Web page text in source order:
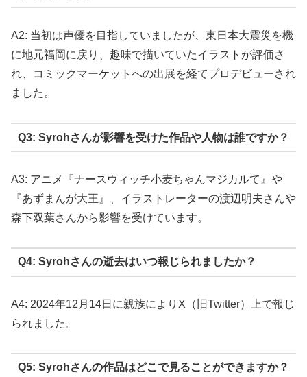
A2: 当初は声優を目指していましたが、東日本大震災を機
に地元福岡に戻り、趣味で描いていたイラストが評価さ
れ、コミックマーケットへの出展を経てプロデビューされ
ました。
Q3: Syrohさんが影響を受けた作品や人物は誰ですか？
A3: アニメ『ナースウィッチ小麦ちゃんマジカルて』や
『あずまんが大王』、イラストレーターの渡辺明夫さんや
森下双葉さんから影響を受けています。
Q4: Syrohさんの逝去はいつ報じられましたか？
A4: 2024年12月14日に親族によりX（旧Twitter）上で報じ
られました。
Q5: Syrohさんの作品はどこで見ることができますか？